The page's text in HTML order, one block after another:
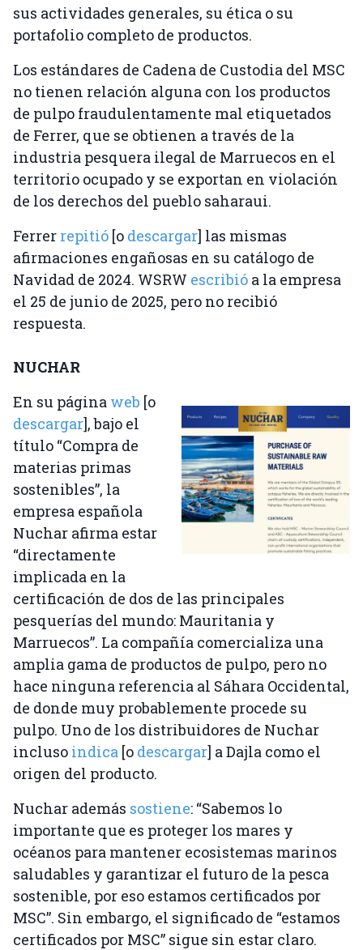
sus actividades generales, su ética o su
portafolio completo de productos.
Los estándares de Cadena de Custodia del MSC
no tienen relación alguna con los productos
de pulpo fraudulentamente mal etiquetados
de Ferrer, que se obtienen a través de la
industria pesquera ilegal de Marruecos en el
territorio ocupado y se exportan en violación
de los derechos del pueblo saharaui.
Ferrer repitió [o descargar] las mismas
afirmaciones engañosas en su catálogo de
Navidad de 2024. WSRW escribió a la empresa
el 25 de junio de 2025, pero no recibió
respuesta.
NUCHAR
En su página web [o
descargar], bajo el
título “Compra de
materias primas
sostenibles”, la
empresa española
Nuchar afirma estar
“directamente
implicada en la
certificación de dos de las principales
pesquerías del mundo: Mauritania y
Marruecos”. La compañía comercializa una
amplia gama de productos de pulpo, pero no
hace ninguna referencia al Sáhara Occidental,
de donde muy probablemente procede su
pulpo. Uno de los distribuidores de Nuchar
incluso indica [o descargar] a Dajla como el
origen del producto.
Nuchar además sostiene: “Sabemos lo
importante que es proteger los mares y
océanos para mantener ecosistemas marinos
saludables y garantizar el futuro de la pesca
sostenible, por eso estamos certificados por
MSC”. Sin embargo, el significado de “estamos
certificados por MSC” sigue sin estar claro.